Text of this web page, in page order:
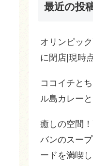
最近の投
オリンピッ
に閉店|現時
ココイチと
ル島カレー
癒しの空間
バンのスー
ードを満喫